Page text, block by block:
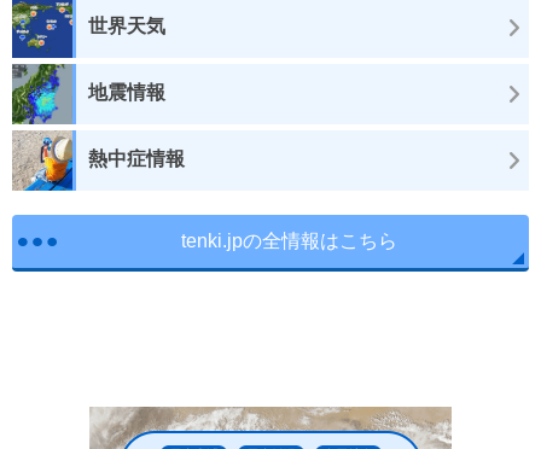
世界天気
地震情報
熱中症情報
tenki.jpの全情報はこちら